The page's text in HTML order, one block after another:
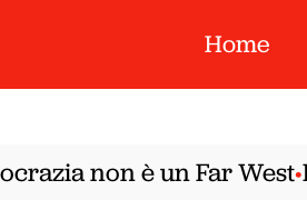
Home
non è un Far West•Il